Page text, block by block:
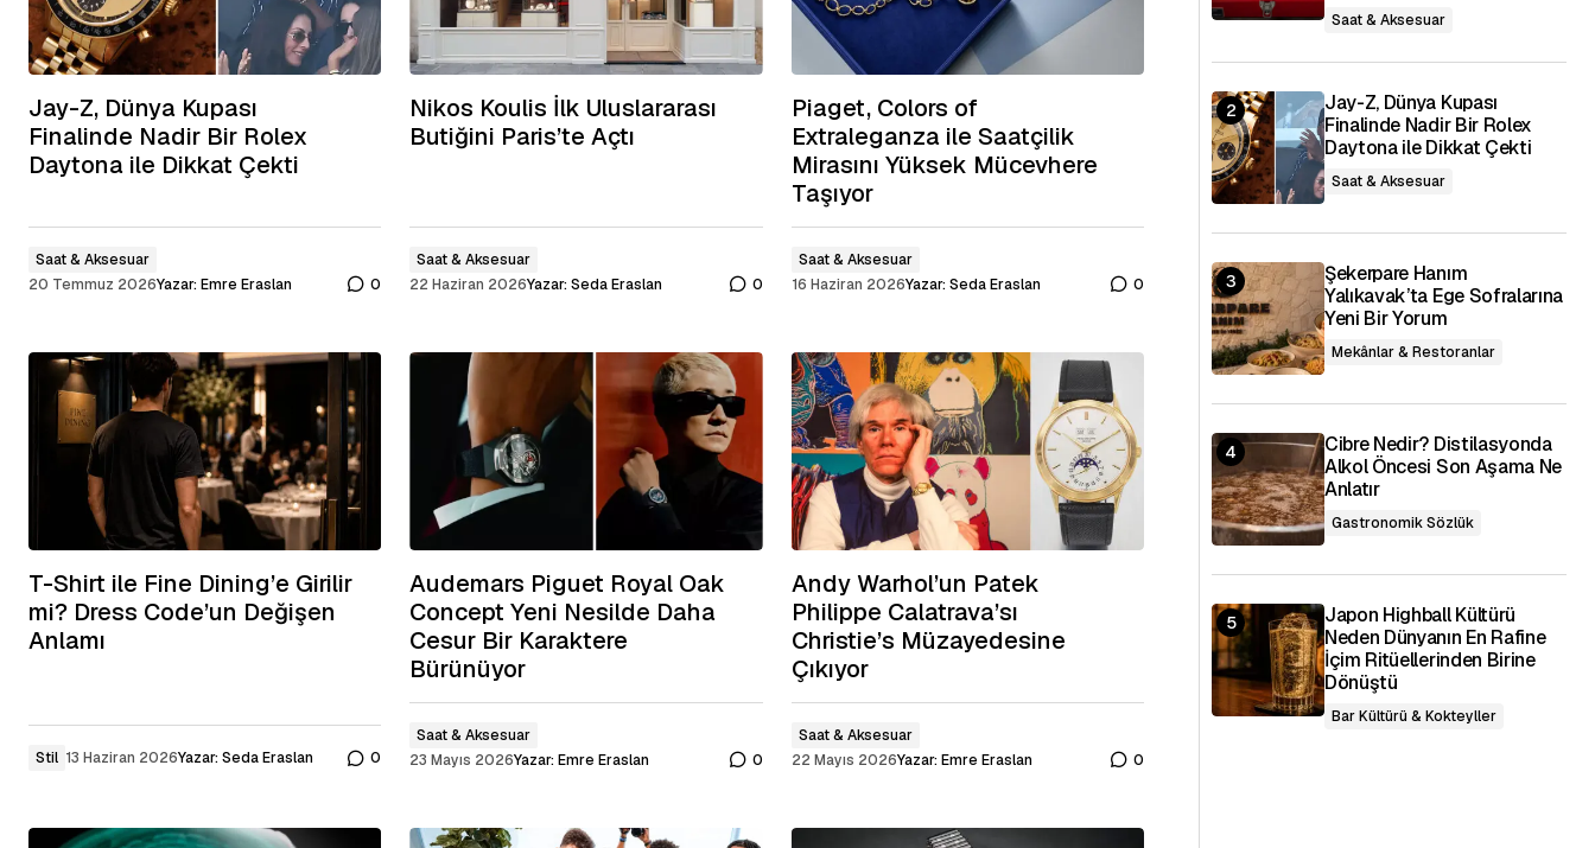
Jay-Z, Dünya Kupası
Finalinde Nadir Bir Rolex
Daytona ile Dikkat Çekti
Saat & Aksesuar
20 Temmuz 2026Yazar: Emre Eraslan 0
Nikos Koulis İlk Uluslararası
Butiğini Paris’te Açtı
Saat & Aksesuar
22 Haziran 2026Yazar: Seda Eraslan 0
Piaget, Colors of
Extraleganza ile Saatçilik
Mirasını Yüksek Mücevhere
Taşıyor
Saat & Aksesuar
16 Haziran 2026Yazar: Seda Eraslan 0
T-Shirt ile Fine Dining’e Girilir
mi? Dress Code’un Değişen
Anlamı
Stil 13 Haziran 2026Yazar: Seda Eraslan 0
Audemars Piguet Royal Oak
Concept Yeni Nesilde Daha
Cesur Bir Karaktere
Bürünüyor
Saat & Aksesuar
23 Mayıs 2026Yazar: Emre Eraslan 0
Andy Warhol’un Patek
Philippe Calatrava’sı
Christie’s Müzayedesine
Çıkıyor
Saat & Aksesuar
22 Mayıs 2026Yazar: Emre Eraslan 0
Saat & Aksesuar
Jay-Z, Dünya Kupası
Finalinde Nadir Bir Rolex
Daytona ile Dikkat Çekti
Saat & Aksesuar
Şekerpare Hanım
Yalıkavak’ta Ege Sofralarına
Yeni Bir Yorum
Mekânlar & Restoranlar
Cibre Nedir? Distilasyonda
Alkol Öncesi Son Aşama Ne
Anlatır
Gastronomik Sözlük
Japon Highball Kültürü
Neden Dünyanın En Rafine
İçim Ritüellerinden Birine
Dönüştü
Bar Kültürü & Kokteyller